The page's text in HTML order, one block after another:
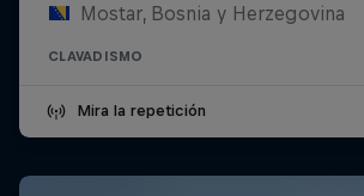
Mostar, Bosnia y Herzegovina
CLAVADISMO
Mira la repetición